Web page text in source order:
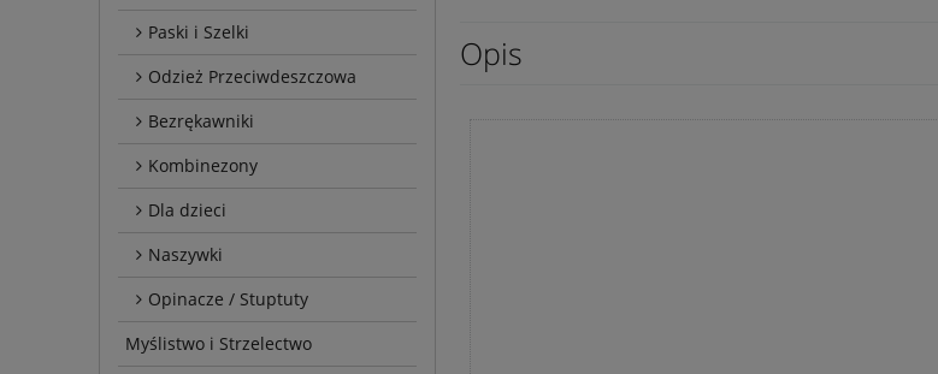
Paski i Szelki
Odzież Przeciwdeszczowa
Bezrękawniki
Kombinezony
Dla dzieci
Naszywki
Opinacze / Stuptuty
Myślistwo i Strzelectwo
Opis